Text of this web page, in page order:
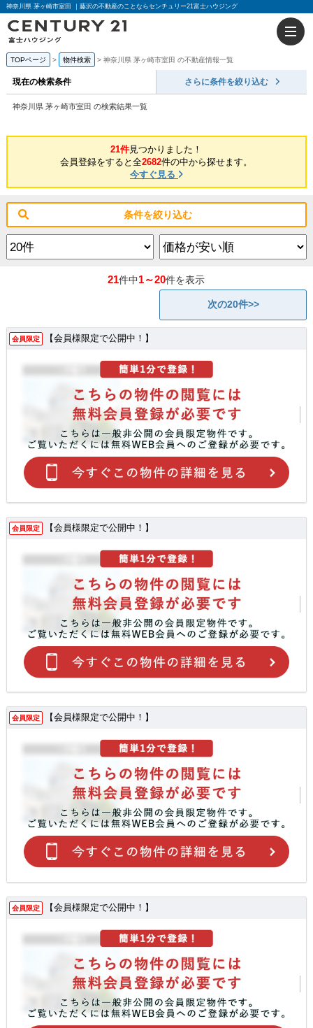
神奈川県 茅ヶ崎市室田 ｜藤沢の不動産のことならセンチュリー21富士ハウジング
TOPページ 物件検索 神奈川県 茅ヶ崎市室田 の不動産情報一覧
現在の検索条件 さらに条件を絞り込む
神奈川県 茅ヶ崎市室田 の検索結果一覧
21件見つかりました！
会員登録をすると全2682件の中から探せます。
今すぐ見る
条件を絞り込む
21件中1～20件を表示
次の20件>>
会員限定 【会員様限定で公開中！】
会員限定 【会員様限定で公開中！】
会員限定 【会員様限定で公開中！】
会員限定 【会員様限定で公開中！】